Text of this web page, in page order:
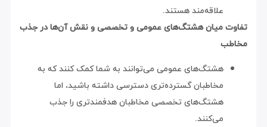
علاقه‌مند هستند.
تفاوت میان هشتگ‌های عمومی و تخصصی و نقش آن‌ها در جذب
مخاطب
هشتگ‌های عمومی می‌توانند به شما کمک کنند که به
مخاطبان گسترده‌تری دسترسی داشته باشید، اما
هشتگ‌های تخصصی مخاطبان هدفمندتری را جذب
می‌کنند.